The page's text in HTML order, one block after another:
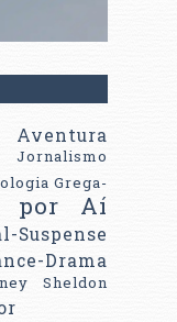
Aventura
Jornalismo
Grega-
por Aí
Suspense
Drama
Sheldon